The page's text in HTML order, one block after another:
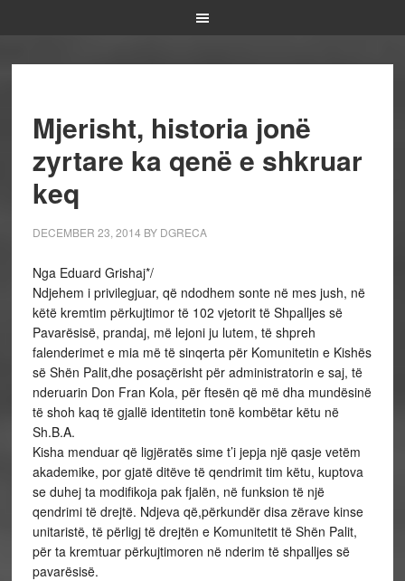
Mjerisht, historia jonë
zyrtare ka qenë e shkruar
keq
DECEMBER 23, 2014 BY DGRECA
Nga Eduard Grishaj*/
Ndjehem i privilegjuar, që ndodhem sonte në mes jush, në
këtë kremtim përkujtimor të 102 vjetorit të Shpalljes së
Pavarësisë, prandaj, më lejoni ju lutem, të shpreh
falenderimet e mia më të sinqerta për Komunitetin e Kishës
së Shën Palit,dhe posaçërisht për administratorin e saj, të
nderuarin Don Fran Kola, për ftesën që më dha mundësinë
të shoh kaq të gjallë identitetin tonë kombëtar këtu në
Sh.B.A.
Kisha menduar që ligjëratës sime t’i jepja një qasje vetëm
akademike, por gjatë ditëve të qendrimit tim këtu, kuptova
se duhej ta modifikoja pak fjalën, në funksion të një
qendrimi të drejtë. Ndjeva që,përkundër disa zërave kinse
unitaristë, të përligj të drejtën e Komunitetit të Shën Palit,
për ta kremtuar përkujtimoren në nderim të shpalljes së
pavarësisë.